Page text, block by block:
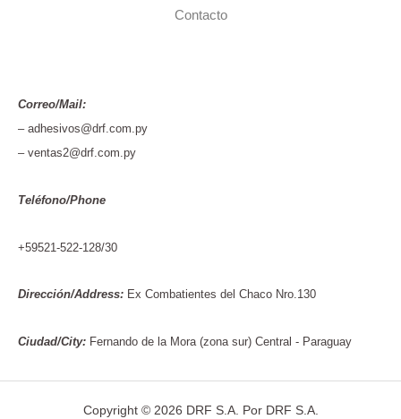
Contacto
Correo/Mail:
– adhesivos@drf.com.py
– ventas2@drf.com.py
Teléfono/Phone
+59521-522-128/30
Dirección/Address: Ex Combatientes del Chaco Nro.130
Ciudad/City: Fernando de la Mora (zona sur) Central - Paraguay
Copyright © 2026 DRF S.A. Por DRF S.A.